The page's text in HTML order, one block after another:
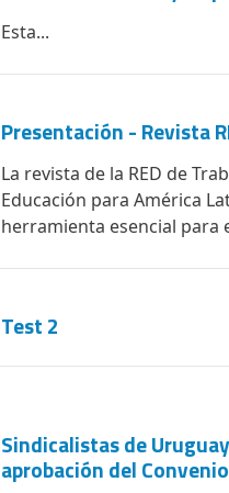
Esta...
Presentación - Revista
La revista de la RED de
Educación para América
herramienta esencial para
Test 2
Sindicalistas de
aprobación del